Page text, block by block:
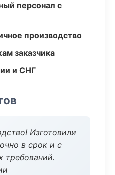
персонал с
производство
заказчика
и СНГ
Изготовили
в срок и с
требований.